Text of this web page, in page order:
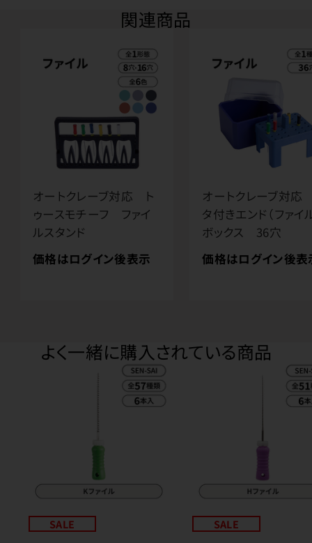
関連商品
オートクレーブ対応 ト
ゥースモチーフ ファイ
ルスタンド
価格はログイン後表示
オートクレーブ対
タ付きエンド（ファイ
ボックス 36穴
価格はログイン後表
よく一緒に購入されている商品
SALE SALE